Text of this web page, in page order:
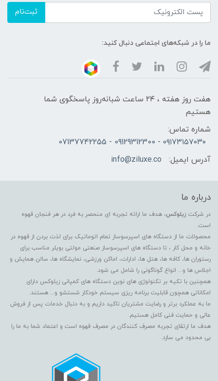
ثبت‌نام
ما را در شبکه‌های اجتماعی دنبال کنید:
هفت روز هفته ، ۲۴ ساعت شبانه‌روز پاسخگوی شما
هستیم
شماره تماس:
۰۹۱۷۳۱۵۷۰۳۰ - 09129312300 - 07137742255
آدرس ایمیل:
info@ziluxe.co
درباره ما
در شرکت زیلوکس، هدف ما ارائه تجربه ای منحصر به فرد در هر فنجان قهوه
است.
محصولات ما از دستگاه های اسپرسوساز تمام اتوماتیک برای لذت بردن از قهوه در
خانه و محل کار ، تا دستگاه های اسپرسوساز صنعتی مولتی بویلر مناسب برای
رستوران ها، کافه ها، هتل ها، ادارات، اماکن ورزشی، نمایشگاه ها، سالن همایش و
اجلاس ها و... انواع گوناگونی را شامل می شود.
همچنین با تکیه بر تکنولوژی های نوین دستگاه های کمپانی زیلوکس دارای
امکاناتی همچون قابلیت برنامه ریزی سیستم خودکار شستشو و... هستند.
ما به عملکرد برتر و رضایت مشتریان تاکید داریم و به دنبال خدمات پس از فروش
عالی و حمایت فنی کامل هستیم.
هدف ما ارتقای تجربه مصرف کنندگان در مصرف قهوه است و اعتماد شما به ما را
بی محدود می سازد.